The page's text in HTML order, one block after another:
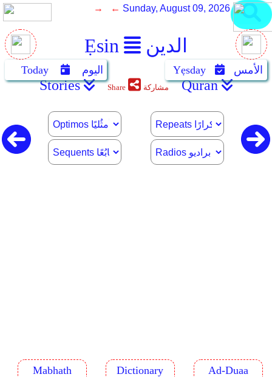
Ẹsin الدين
→ ← Sunday, August 09, 2026
Today اليوم Yẹsday الأمس
Stories Share مشاركة Quran
Mabhath
Dictionary
Ad-Duaa